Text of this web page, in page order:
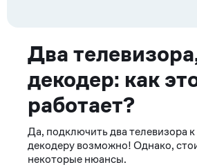
Два
декодер: как
работает?
Ответ
Да, подключить два телевизора
декодеру возможно! Однако,
некоторые нюансы.